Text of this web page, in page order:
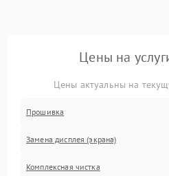
Цены на
Цены актуальны на
Прошивка
Замена дисплея (экрана)
Комплексная чистка